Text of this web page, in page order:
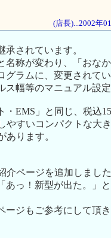
(店長)...2002年
されています。
称が変わり、「おな
ラムに、変更されてい
幅等のマニュアル設定
EMS」と同じ、税込
やすいコンパクトな大
あります。
介ページを追加しました
っ！新型が出た。」
ージもご参考にして頂